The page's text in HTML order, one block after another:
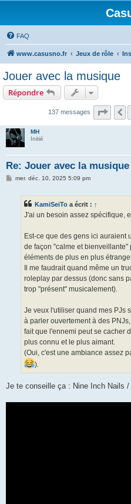
FAQ
www.casusno.fr Jeux de rôle
Jouer avec la musique
Répondre
137 messages Page
MH
Initié
Re: Jouer avec la musique
Mmer. déc. 10, 2025 5:09 pm
KamiSeiTo a écrit : ↑
J'ai un besoin assez spécifique,
Est-ce que des gens ici auraient
de façon "calme et
éléments de plus en plus
Il me faudrait quand même un
roleplay par dessus (donc sans
trop "présent" musicalement).
Je veux l'utiliser quand mes PJs
à parler ouvertement à des
fait que l'ennemi peut se cacher
plus connu et le plus aimant.
(Oui, c'est une ambiance assez
).
Je te conseille ça : Nine Inch Nails /